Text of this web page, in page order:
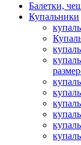
Балетки,
Купальники